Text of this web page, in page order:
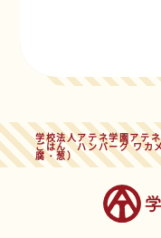
学校法人アテネ学園アテ
ごはん ハンバーグ ワカ
腐・葱）